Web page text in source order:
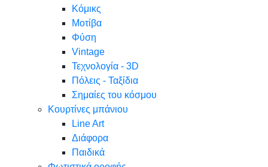
Κόμικς
Μοτίβα
Φύση
Vintage
Τεχνολογία - 3D
Πόλεις - Ταξίδια
Σημαίες του κόσμου
Κουρτίνες μπάνιου
Line Art
Διάφορα
Παιδικά